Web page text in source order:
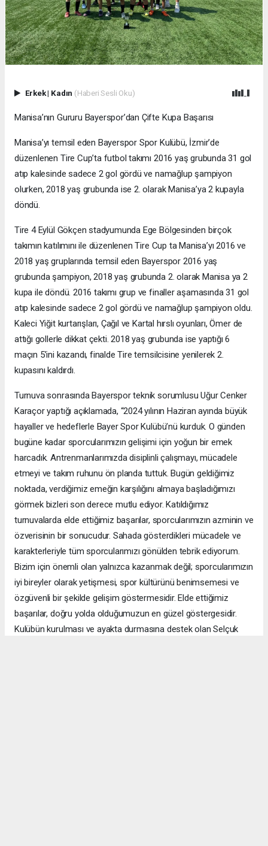
Erkek| Kadın (Haberi Sesli Oku)
Manisa’nın Gururu Bayerspor’dan Çifte Kupa Başarısı
Manisa’yı temsil eden Bayerspor Spor Kulübü, İzmir’de
düzenlenen Tire Cup’ta futbol takımı 2016 yaş grubunda 31 gol
atıp kalesinde sadece 2 gol gördü ve namağlup şampiyon
olurken, 2018 yaş grubunda ise 2. olarak Manisa’ya 2 kupayla
döndü.
Tire 4 Eylül Gökçen stadyumunda Ege Bölgesinden birçok
takımın katılımını ile düzenlenen Tire Cup ta Manisa’yı 2016 ve
2018 yaş gruplarında temsil eden Bayerspor 2016 yaş
grubunda şampiyon, 2018 yaş grubunda 2. olarak Manisa ya 2
kupa ile döndü. 2016 takımı grup ve finaller aşamasında 31 gol
atıp kalesinde sadece 2 gol gördü ve namağlup şampiyon oldu.
Kaleci Yiğit kurtarışları, Çağıl ve Kartal hırslı oyunları, Ömer de
attığı gollerle dikkat çekti. 2018 yaş grubunda ise yaptığı 6
maçın 5’ini kazandı, finalde Tire temsilcisine yenilerek 2.
kupasını kaldırdı.
Turnuva sonrasında Bayerspor teknik sorumlusu Uğur Cenker
Karaçor yaptığı açıklamada, “2024 yılının Haziran ayında büyük
hayaller ve hedeflerle Bayer Spor Kulübü’nü kurduk. O günden
bugüne kadar sporcularımızın gelişimi için yoğun bir emek
harcadık. Antrenmanlarımızda disiplinli çalışmayı, mücadele
etmeyi ve takım ruhunu ön planda tuttuk. Bugün geldiğimiz
noktada, verdiğimiz emeğin karşılığını almaya başladığımızı
görmek bizleri son derece mutlu ediyor. Katıldığımız
turnuvalarda elde ettiğimiz başarılar, sporcularımızın azminin ve
özverisinin bir sonucudur. Sahada gösterdikleri mücadele ve
karakterleriyle tüm sporcularımızı gönülden tebrik ediyorum.
Bizim için önemli olan yalnızca kazanmak değil; sporcularımızın
iyi bireyler olarak yetişmesi, spor kültürünü benimsemesi ve
özgüvenli bir şekilde gelişim göstermesidir. Elde ettiğimiz
başarılar, doğru yolda olduğumuzun en güzel göstergesidir.
Kulübün kurulması ve ayakta durmasına destek olan Selçuk